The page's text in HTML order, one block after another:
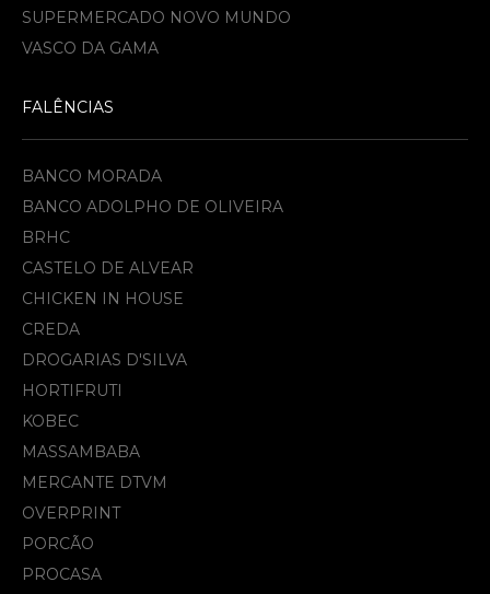
SUPERMERCADO NOVO MUNDO
VASCO DA GAMA
FALÊNCIAS
BANCO MORADA
BANCO ADOLPHO DE OLIVEIRA
BRHC
CASTELO DE ALVEAR
CHICKEN IN HOUSE
CREDA
DROGARIAS D'SILVA
HORTIFRUTI
KOBEC
MASSAMBABA
MERCANTE DTVM
OVERPRINT
PORCÃO
PROCASA